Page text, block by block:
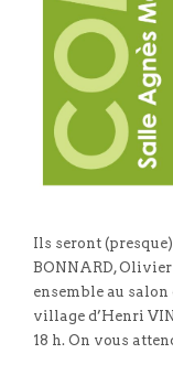
Ils seront
BONNARD, Olivier
ensemble au salon
village d’Henri
18 h. On vous